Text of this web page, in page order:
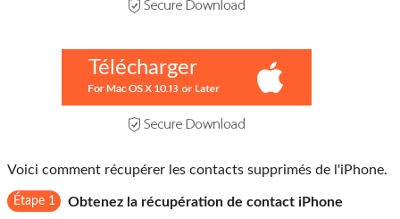
Télécharger
Voici comment récupérer les contacts supprimés de l'iPhone.
Étape 1 Obtenez la récupération de contact iPhone